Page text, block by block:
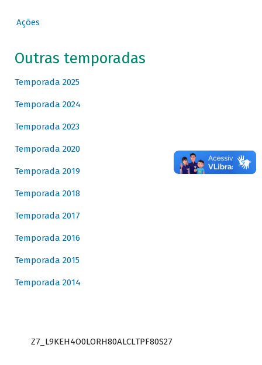
Ações
Outras temporadas
Temporada 2025
Temporada 2024
Temporada 2023
Temporada 2020
Temporada 2019
Temporada 2018
Temporada 2017
Temporada 2016
Temporada 2015
Temporada 2014
Z7_L9KEH4O0LORH80ALCLTPF80S27